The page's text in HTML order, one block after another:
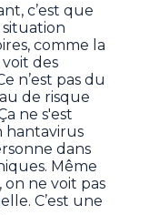
c’est que
situation
comme la
des
n’est pas du
de risque
ne s'est
hantavirus
dans
Même
on ne voit pas
C’est une